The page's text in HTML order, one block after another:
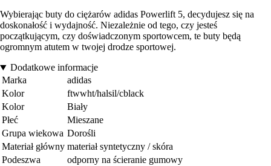
Wybierając buty do ciężarów adidas Powerlift 5, decydujesz się na
doskonałość i wydajność. Niezależnie od tego, czy jesteś
początkującym, czy doświadczonym sportowcem, te buty będą
ogromnym atutem w twojej drodze sportowej.
Dodatkowe informacje
Marka
adidas
Kolor
ftwwht/halsil/cblack
Kolor
Biały
Płeć
Mieszane
Grupa wiekowa Dorośli
Materiał główny materiał syntetyczny / skóra
Podeszwa
odporny na ścieranie gumowy